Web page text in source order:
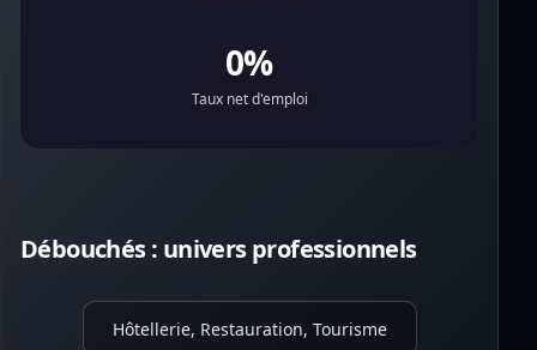
0%
Taux net d'emploi
Débouchés : univers professionnels
Hôtellerie, Restauration, Tourisme